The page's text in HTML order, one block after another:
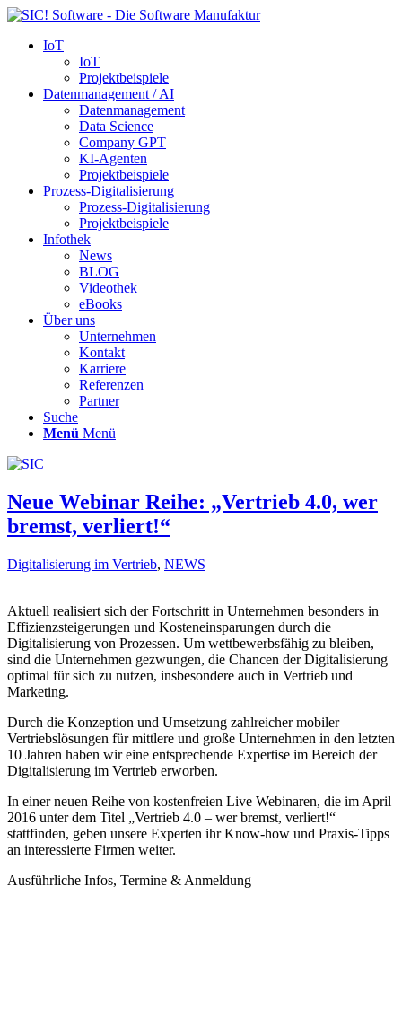
IoT
IoT
Projektbeispiele
Datenmanagement / AI
Datenmanagement
Data Science
Company GPT
KI-Agenten
Projektbeispiele
Prozess-Digitalisierung
Prozess-Digitalisierung
Projektbeispiele
Infothek
News
BLOG
Videothek
eBooks
Über uns
Unternehmen
Kontakt
Karriere
Referenzen
Partner
Suche
Menü Menü
Neue Webinar Reihe: „Vertrieb 4.0, wer
bremst, verliert!“
Digitalisierung im Vertrieb, NEWS
Aktuell realisiert sich der Fortschritt in Unternehmen besonders in
Effizienzsteigerungen und Kosteneinsparungen durch die
Digitalisierung von Prozessen. Um wettbewerbsfähig zu bleiben,
sind die Unternehmen gezwungen, die Chancen der Digitalisierung
optimal für sich zu nutzen, insbesondere auch in Vertrieb und
Marketing.
Durch die Konzeption und Umsetzung zahlreicher mobiler
Vertriebslösungen für mittlere und große Unternehmen in den letzten
10 Jahren haben wir eine entsprechende Expertise im Bereich der
Digitalisierung im Vertrieb erworben.
In einer neuen Reihe von kostenfreien Live Webinaren, die im April
2016 unter dem Titel „Vertrieb 4.0 – wer bremst, verliert!“
stattfinden, geben unsere Experten ihr Know-how und Praxis-Tipps
an interessierte Firmen weiter.
Ausführliche Infos, Termine & Anmeldung